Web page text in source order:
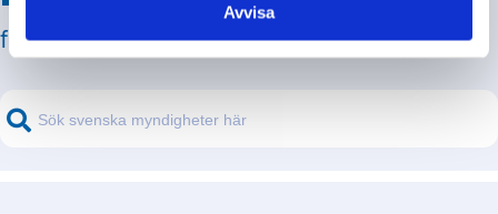
Avvisa
från svenska myndigheter!